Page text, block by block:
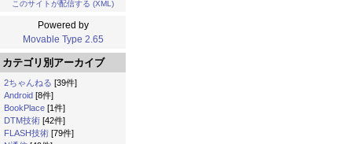
このサイトが配信する (XML)
Powered by
Movable Type 2.65
カテゴリ別アーカイブ
2ちゃんねる [39件]
Android [8件]
BookPlace [1件]
DTM技術 [42件]
FLASH技術 [79件]